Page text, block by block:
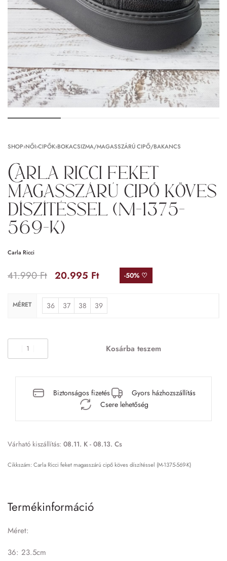
SHOP›NŐI›CIPŐK›BOKACSIZMA/MAGASSZÁRÚ CIPŐ/BAKANCS
Carla Ricci feket
magasszárú cipő köves
díszítéssel (M-1375-
569-K)
Carla Ricci
41.990Ft 20.995 Ft -50% ♡
MÉRET 36 37 38 39
Kosárba teszem
Biztonságos fizetés
Gyors házhozszállítás
Csere lehetőség
Várható kiszállítás: 08.11. K - 08.13. Cs
Carla Ricci feket magasszárú cipő köves díszítéssel (M-1375-569-K)
Termékinformáció
Méret:
36: 23.5cm